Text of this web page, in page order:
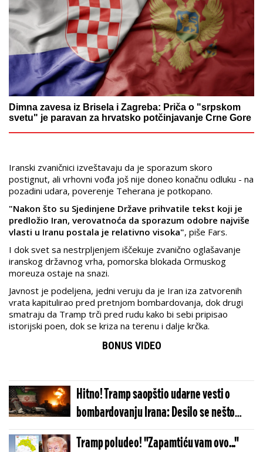
Dimna zavesa iz Brisela i Zagreba: Priča o "srpskom
svetu" je paravan za hrvatsko potčinjavanje Crne Gore
Iranski zvaničnici izveštavaju da je sporazum skoro
postignut, ali vrhovni vođa još nije doneo konačnu odluku - na
pozadini udara, poverenje Teherana je potkopano.
"Nakon što su Sjedinjene Države prihvatile tekst koji je
predložio Iran, verovatnoća da sporazum odobre najviše
vlasti u Iranu postala je relativno visoka", piše Fars.
I dok svet sa nestrpljenjem iščekuje zvanično oglašavanje
iranskog državnog vrha, pomorska blokada Ormuskog
moreuza ostaje na snazi.
Javnost je podeljena, jedni veruju da je Iran iza zatvorenih
vrata kapitulirao pred pretnjom bombardovanja, dok drugi
smatraju da Tramp trči pred rudu kako bi sebi pripisao
istorijski poen, dok se kriza na terenu i dalje krčka.
BONUS VIDEO
Hitno! Tramp saopštio udarne vesti o
bombardovanju Irana: Desilo se nešto
neočekivano na Bliskom istoku
Tramp poludeo! "Zapamtiću vam ovo..."